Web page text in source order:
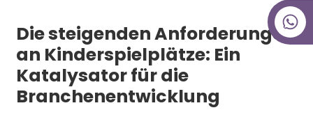
Die steigenden Anforderungen
an Kinderspielplätze: Ein
Katalysator für die
Branchenentwicklung